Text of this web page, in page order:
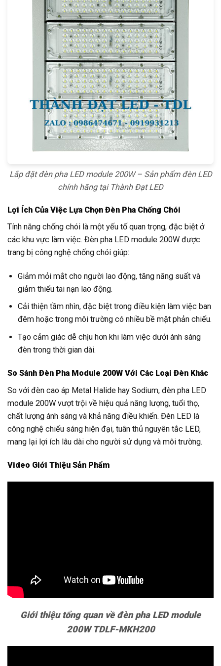
Lắp đặt đèn pha LED module 200W – Sản phẩm đèn LED
chính hãng tại Thành Đạt LED
Lợi Ích Của Việc Lựa Chọn Đèn Pha Chống Chói
Tính năng chống chói là một yếu tố quan trọng, đặc biệt ở
các khu vực làm việc. Đèn pha LED module 200W được
trang bị công nghệ chống chói giúp:
Giảm mỏi mắt cho người lao động, tăng năng suất và
giảm thiểu tai nạn lao động.
Cải thiện tầm nhìn, đặc biệt trong điều kiện làm việc ban
đêm hoặc trong môi trường có nhiều bề mặt phản chiếu.
Tạo cảm giác dễ chịu hơn khi làm việc dưới ánh sáng
đèn trong thời gian dài.
So Sánh Đèn Pha Module 200W Với Các Loại Đèn Khác
So với đèn cao áp Metal Halide hay Sodium, đèn pha LED
module 200W vượt trội về hiệu quả năng lượng, tuổi thọ,
chất lượng ánh sáng và khả năng điều khiển. Đèn LED là
công nghệ chiếu sáng hiện đại, tuân thủ nguyên tắc LED,
mang lại lợi ích lâu dài cho người sử dụng và môi trường.
Video Giới Thiệu Sản Phẩm
Giới thiệu tổng quan về đèn pha LED module
200W TDLF-MKH200